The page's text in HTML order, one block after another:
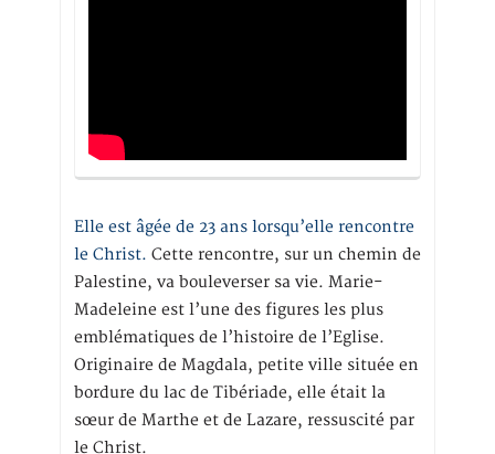
Elle est âgée de 23 ans lorsqu’elle rencontre
le Christ. Cette rencontre, sur un chemin de
Palestine, va bouleverser sa vie. Marie-
Madeleine est l’une des figures les plus
emblématiques de l’histoire de l’Eglise.
Originaire de Magdala, petite ville située en
bordure du lac de Tibériade, elle était la
sœur de Marthe et de Lazare, ressuscité par
le Christ.